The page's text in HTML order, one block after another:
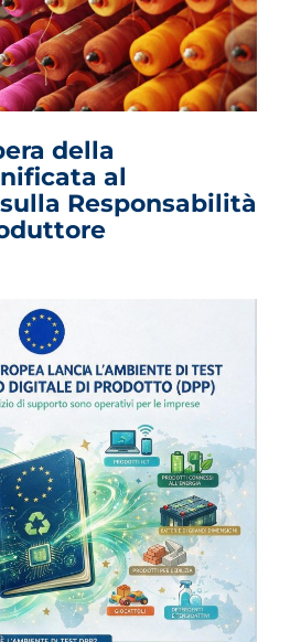
della
al
Responsabilità